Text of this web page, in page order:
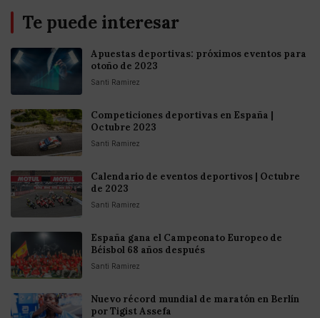
Te puede interesar
Apuestas deportivas: próximos eventos para
otoño de 2023
Santi Ramirez
Competiciones deportivas en España |
Octubre 2023
Santi Ramirez
Calendario de eventos deportivos | Octubre
de 2023
Santi Ramirez
España gana el Campeonato Europeo de
Béisbol 68 años después
Santi Ramirez
Nuevo récord mundial de maratón en Berlín
por Tigist Assefa